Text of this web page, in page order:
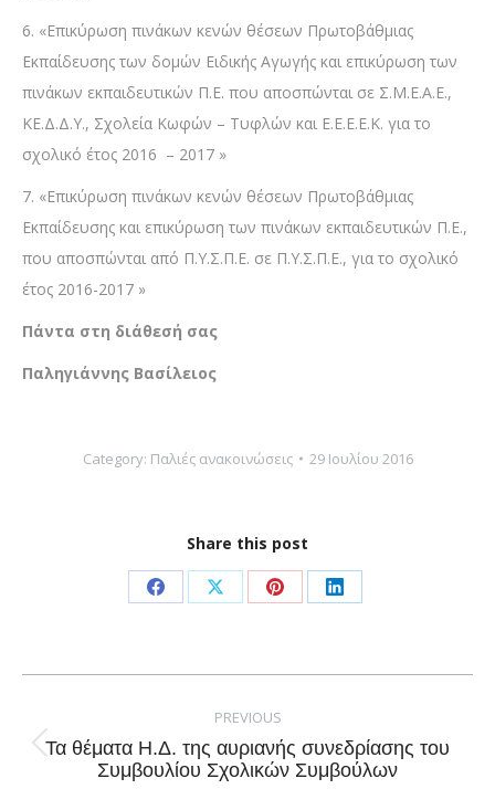
6. «Επικύρωση πινάκων κενών θέσεων Πρωτοβάθμιας
Εκπαίδευσης των δομών Ειδικής Αγωγής και επικύρωση των
πινάκων εκπαιδευτικών Π.Ε. που αποσπώνται σε Σ.Μ.Ε.Α.Ε.,
ΚΕ.Δ.Δ.Υ., Σχολεία Κωφών – Τυφλών και Ε.Ε.Ε.Ε.Κ. για το
σχολικό έτος 2016 – 2017 »
7. «Επικύρωση πινάκων κενών θέσεων Πρωτοβάθμιας
Εκπαίδευσης και επικύρωση των πινάκων εκπαιδευτικών Π.Ε.,
που αποσπώνται από Π.Υ.Σ.Π.Ε. σε Π.Υ.Σ.Π.Ε., για το σχολικό
έτος 2016-2017 »
Πάντα στη διάθεσή σας
Παληγιάννης Βασίλειος
Category: Παλιές ανακοινώσεις 29 Ιουλίου 2016
Share this post
Share
Facebook
Share
X
Share
Pinterest
Share
LinkedIn
navigation
PREVIOUS
Previous
Τα θέματα Η.Δ. της αυριανής συνεδρίασης του
Συμβουλίου Σχολικών Συμβούλων